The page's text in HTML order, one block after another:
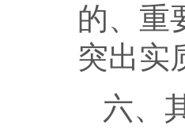
的、重
突出实
六、